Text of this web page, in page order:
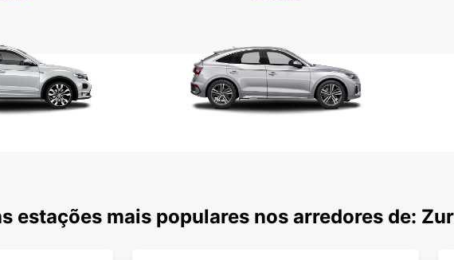
estações mais populares nos arredores de: